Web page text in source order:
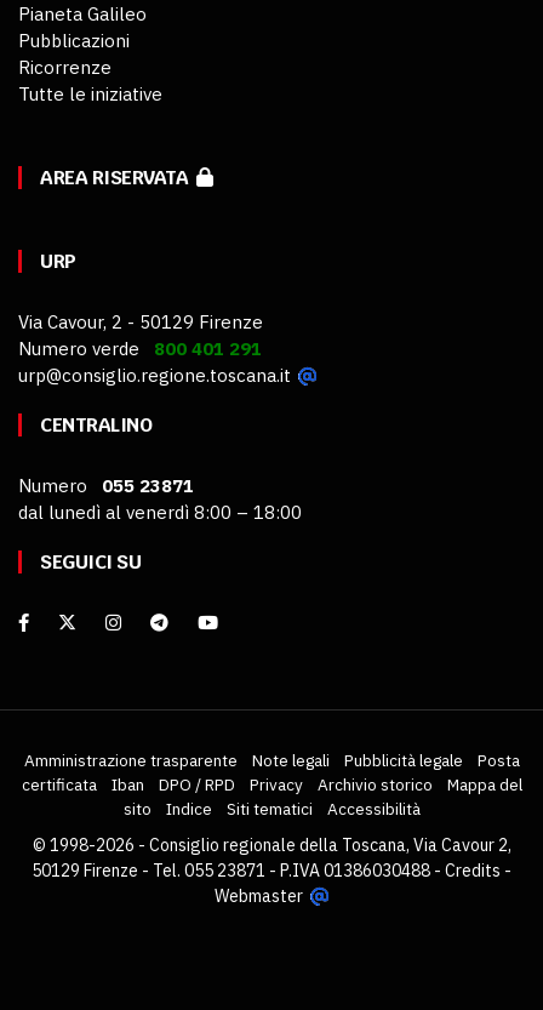
Pianeta Galileo
Pubblicazioni
Ricorrenze
Tutte le iniziative
AREA RISERVATA
URP
Via Cavour, 2 - 50129 Firenze
Numero verde 800 401 291
urp@consiglio.regione.toscana.it
CENTRALINO
Numero 055 23871
dal lunedì al venerdì 8:00 – 18:00
SEGUICI SU
Amministrazione trasparente Note legali Pubblicità legale
Posta
certificata
Iban DPO / RPD Privacy Archivio storico
Mappa del
sito
Indice Siti tematici
Accessibilità
© 1998-2026 - Consiglio regionale della Toscana, Via Cavour 2,
50129 Firenze - Tel. 055 23871 - P.IVA 01386030488 - Credits -
Webmaster